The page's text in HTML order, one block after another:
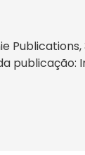
publicação: